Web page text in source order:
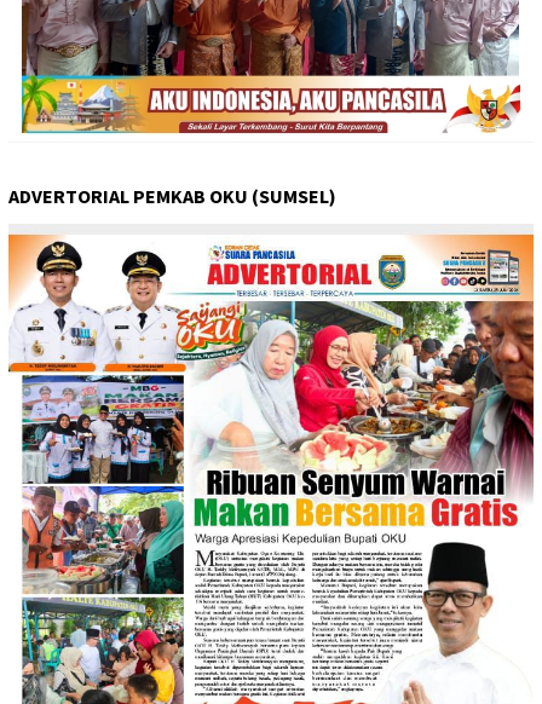
ADVERTORIAL PEMKAB OKU (SUMSEL)